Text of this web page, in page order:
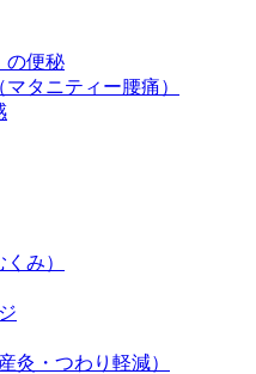
の便秘
タニティー腰痛）
み）
灸・つわり軽減）